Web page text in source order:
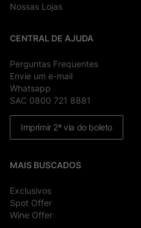
Nossas Lojas
CENTRAL DE AJUDA
Perguntas Frequentes
Envie um e-mail
Whatsapp
SAC 0800 721 8881
Imprimir 2ª via do boleto
MAIS BUSCADOS
Exclusivos
Spot Offer
Wine Offer